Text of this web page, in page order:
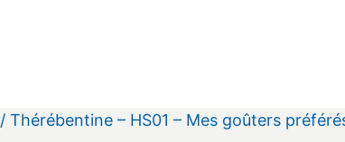
/ Thérébentine – HS01 – Mes goûters